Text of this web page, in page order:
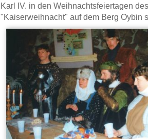
Karl IV. in den Weihnachtsfeiertagen
"Kaiserweihnacht" auf dem Berg Oybin